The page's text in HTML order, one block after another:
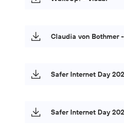
Claudia von Bothmer
Safer Internet Day
Safer Internet Day